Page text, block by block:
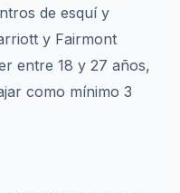
de esquí y
y Fairmont
entre 18 y 27 años,
como mínimo 3